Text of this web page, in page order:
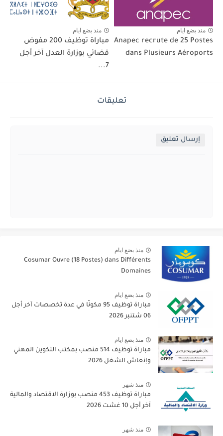
منذ بضع ايام
Anapec recrute de 25 Postes
dans Plusieurs Aéroports
منذ بضع ايام
مباراة توظيف 200 مفوض
قضائي بوزارة العدل آخر أجل
7...
تعليقات
إرسال تعليق
منذ بضع ايام
Cosumar Ouvre (18 Postes) dans Différents
Domaines
منذ بضع ايام
مباراة توظيف 95 مكونًا في عدة تخصصات آخر أجل
06 شتنبر 2026
منذ بضع ايام
مباراة توظيف 514 منصب بمكتب التكوين المهني
وإنعاش الشغل 2026
منذ شهر
مباراة توظيف 453 منصب بوزارة الاقتصاد والمالية
آخر أجل 10 غشت 2026
منذ شهر